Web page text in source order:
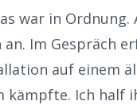
war in Ordnung.
an. Im Gespräch
auf einem
kämpfte. Ich half